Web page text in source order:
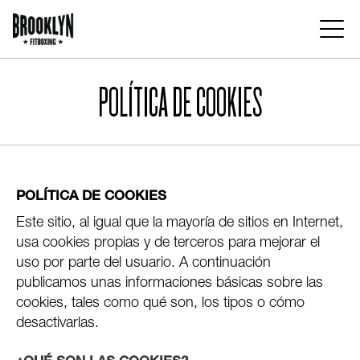
Pasar
al
Main
navigationPOLÍTICA DE COOKIES
POLÍTICA DE COOKIES
Este sitio, al igual que la mayoría de sitios en Internet,
usa cookies propias y de terceros para mejorar el
uso por parte del usuario. A continuación
publicamos unas informaciones básicas sobre las
cookies, tales como qué son, los tipos o cómo
desactivarlas.